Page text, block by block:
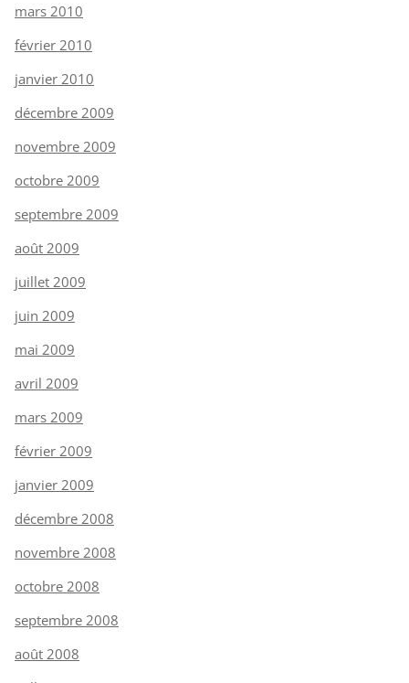
mars 2010
février 2010
janvier 2010
décembre 2009
novembre 2009
octobre 2009
septembre 2009
août 2009
juillet 2009
juin 2009
mai 2009
avril 2009
mars 2009
février 2009
janvier 2009
décembre 2008
novembre 2008
octobre 2008
septembre 2008
août 2008